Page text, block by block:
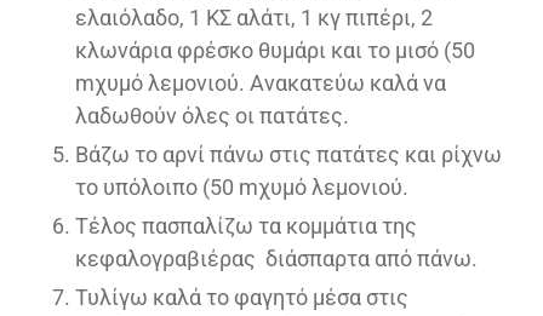
ελαιόλαδο, 1 ΚΣ αλάτι, 1 κγ πιπέρι, 2
κλωνάρια φρέσκο θυμάρι και το μισό (50
mχυμό λεμονιού. Ανακατεύω καλά να
λαδωθούν όλες οι πατάτες.
Βάζω το αρνί πάνω στις πατάτες και ρίχνω
το υπόλοιπο (50 mχυμό λεμονιού.
Τέλος πασπαλίζω τα κομμάτια της
κεφαλογραβιέρας διάσπαρτα από πάνω.
Τυλίγω καλά το φαγητό μέσα στις